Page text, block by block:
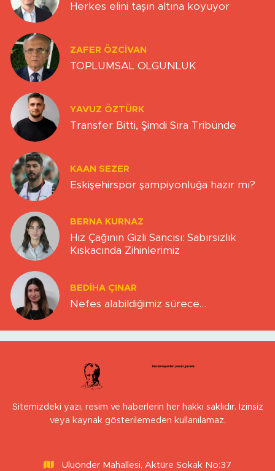
Herkes elini taşın altına koyuyor
ZAFER ÖZCIVAN
TOPLUMSAL OLGUNLUK
YAVUZ ÖZTÜRK
Transfer Bitti, Şimdi Sıra Tribünde
KAAN SEZER
Eskişehirspor şampiyonluğa hazır mı?
BERNA KURNAZ
Hız Çağının Gizli Sancısı: Sabırsızlık
Kıskacında Zihinlerimiz
BEDIHA ÇINAR
Nefes alabildiğimiz sürece…
Sitemizdeki yazı, resim ve haberlerin her hakkı saklıdır. İzinsiz
veya kaynak gösterilemeden kullanılamaz.
Uluönder Mahallesi, Aktüre Sokak No:37